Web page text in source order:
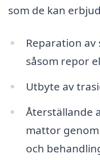
som de kan
Reparation
såsom repor
Utbyte av
Återställande
mattor
och